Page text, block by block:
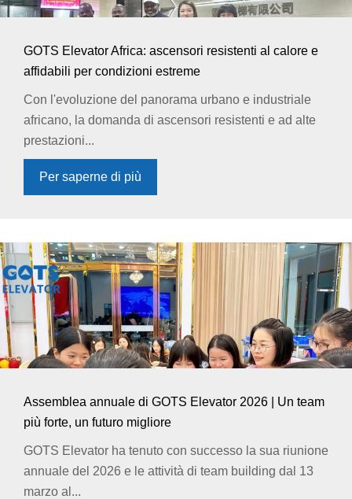
GOTS Elevator Africa: ascensori resistenti al calore e
affidabili per condizioni estreme
Con l'evoluzione del panorama urbano e industriale
africano, la domanda di ascensori resistenti e ad alte
prestazioni...
Per saperne di più
Assemblea annuale di GOTS Elevator 2026 | Un team
più forte, un futuro migliore
GOTS Elevator ha tenuto con successo la sua riunione
annuale del 2026 e le attività di team building dal 13
marzo al...